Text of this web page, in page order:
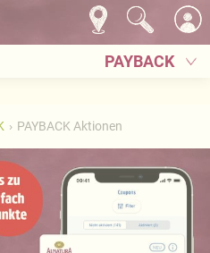
PAYBACK
PAYBACK Aktionen